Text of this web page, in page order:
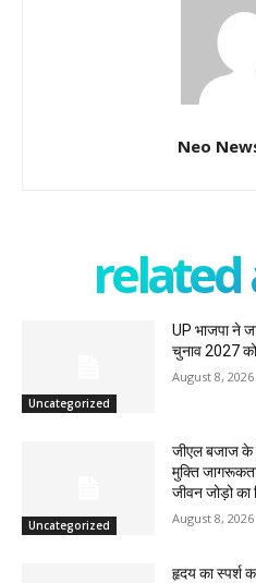
Neo
related
Uncategorized
UP भाजपा ने
चुनाव 2027 को
August 8, 2026
Uncategorized
जीएल बजाज के
मुक्ति
जीवन जोड़ो का
August 8, 2026
हृदय का स्पर्श